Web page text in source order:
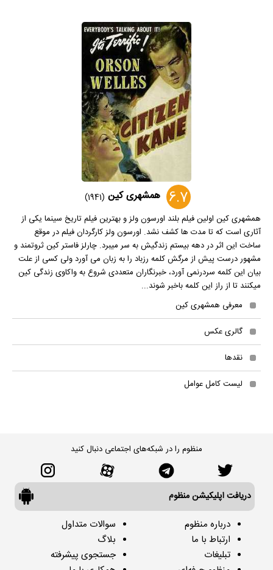
6.7 همشهری کین (1941)
همشهری کین اولین فیلم بلند اورسون ولز و بهترین فیلم تاریخ سینما یکی از
آثاری است که تا مدت ها کشف نشد. اورسون ولز کارگردان فیلم در موقع
ساخت این اثر در دهه بیستم زندگیش به سر میبرد. چارلز فاستر کین ثروتمند و
مشهور درست پیش از مرگش کلمه رزباد را به زبان می آورد ولی کسی از علت
بیان این کلمه سردرنمی آورد، خبرنگاران متعددی شروع به واکاوی زندگی کین
میکنند تا از راز این کلمه باخبر شوند...
معرفی همشهری کین
گالری عکس
نقدها
لیست کامل عوامل
منظوم را در شبکه‌های اجتماعی دنبال کنید
دریافت اپلیکیشن منظوم
درباره منظوم
ارتباط با ما
تبلیغات
سوالات متداول
بلاگ
جستجوی پیشرفته